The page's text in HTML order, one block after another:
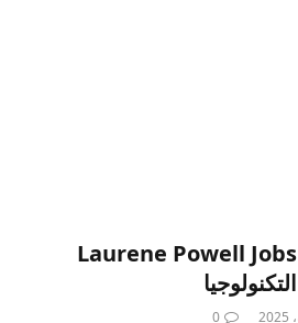
يعترف Jony Ive و Laurene Powell Jobs
0